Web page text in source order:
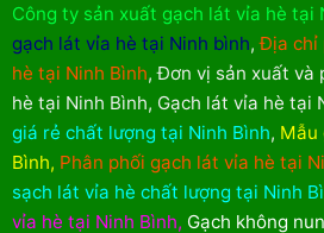
Công ty sản xuất gạch lát vỉa hè tại
gạch lát vỉa hè tại Ninh bình,Địa chỉ
hè tại Ninh Bình,Đơn vị sản xuất và
hè tại Ninh Bình, Gạch lát vỉa hè tại
giá rẻ chất lượng tại Ninh Bình, Mẫu
Bình, Phân phối gạch lát vỉa hè tại
sạch lát vỉa hè chất lượng tại Ninh
vỉa hè tại Ninh Bình, Gạch không